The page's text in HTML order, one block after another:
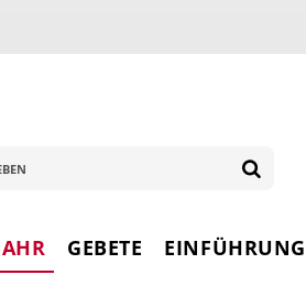
GEBETE